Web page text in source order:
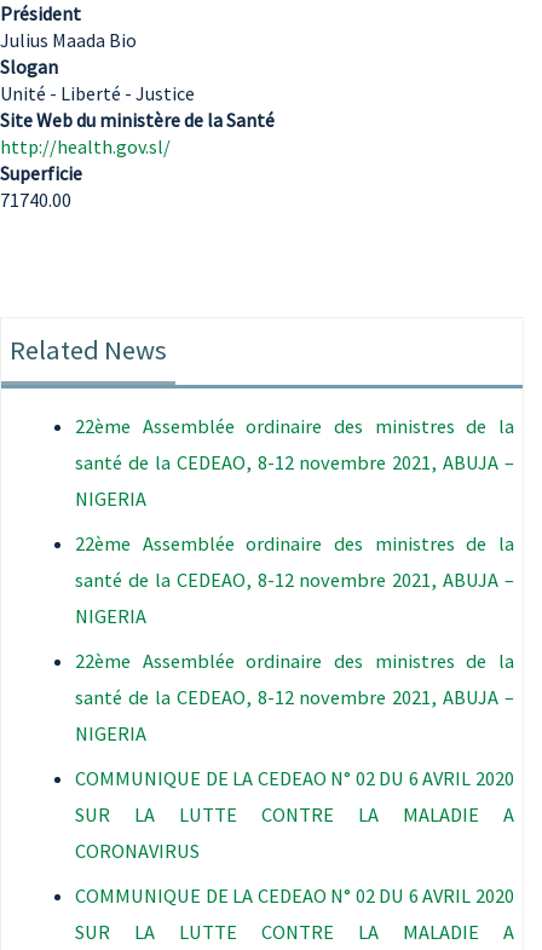
Président
Julius Maada Bio
Slogan
Unité - Liberté - Justice
Site Web du ministère de la Santé
http://health.gov.sl/
Superficie
71740.00
Related News
22ème Assemblée ordinaire des ministres de la
santé de la CEDEAO, 8-12 novembre 2021, ABUJA –
NIGERIA
22ème Assemblée ordinaire des ministres de la
santé de la CEDEAO, 8-12 novembre 2021, ABUJA –
NIGERIA
22ème Assemblée ordinaire des ministres de la
santé de la CEDEAO, 8-12 novembre 2021, ABUJA –
NIGERIA
COMMUNIQUE DE LA CEDEAO N° 02 DU 6 AVRIL 2020
SUR LA LUTTE CONTRE LA MALADIE A
CORONAVIRUS
COMMUNIQUE DE LA CEDEAO N° 02 DU 6 AVRIL 2020
SUR LA LUTTE CONTRE LA MALADIE A